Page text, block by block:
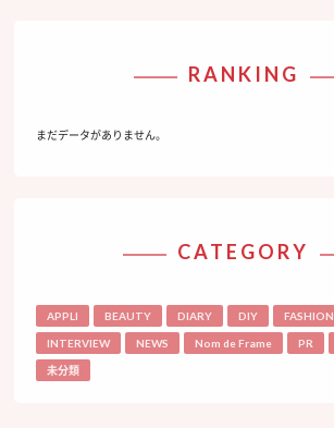
RANKING
まだデータがありません。
CATEGORY
APPLI BEAUTY DIARY DIY FASHION
INTERVIEW NEWS Nom de Frame PR
未分類